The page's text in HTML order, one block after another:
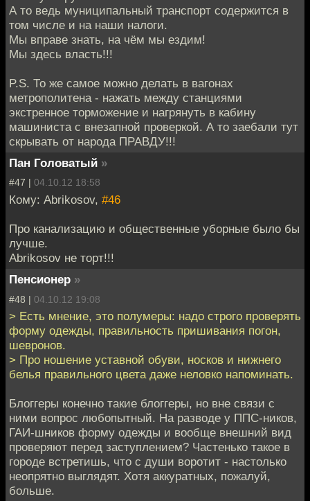
А то ведь муниципальный транспорт содержится в
том числе и на наши налоги.
Мы вправе знать, на чём мы ездим!
Мы здесь власть!!!
P.S. То же самое можно делать в вагонах
метрополитена - нажать между станциями
экстренное торможение и нагрянуть в кабину
машиниста с внезапной проверкой. А то заебали тут
скрывать от народа ПРАВДУ!!!
Пан Головатый »
#47 | 04.10.12 18:58
Кому: Abrikosov, #46
Про канализацию и общественные уборные было бы
лучше.
Abrikosov не торт!!!
Пенсионер »
#48 | 04.10.12 19:08
> Есть мнение, это полумеры: надо строго проверять
форму одежды, правильность пришивания погон,
шевронов.
> Про ношение уставной обуви, носков и нижнего
белья правильного цвета даже неловко напоминать.
Блоггеры конечно такие блоггеры, но вне связи с
ними вопрос любопытный. На разводе у ППС-ников,
ГАИ-шников форму одежды и вообще внешний вид
проверяют перед заступлением? Частенько такое в
городе встретишь, что с души воротит - настолько
неопрятно выглядят. Хотя аккуратных, пожалуй,
больше.